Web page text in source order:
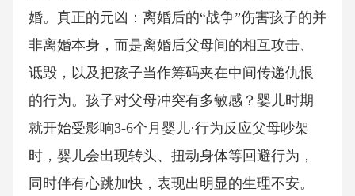
婚。真正的元凶：离婚后的“战争”伤害孩子的并
非离婚本身，而是离婚后父母间的相互攻击、
诋毁，以及把孩子当作筹码夹在中间传递仇恨
的行为。孩子对父母冲突有多敏感？婴儿时期
就开始受影响3-6个月婴儿·行为反应父母吵架
时，婴儿会出现转头、扭动身体等回避行为，
同时伴有心跳加快，表现出明显的生理不安。